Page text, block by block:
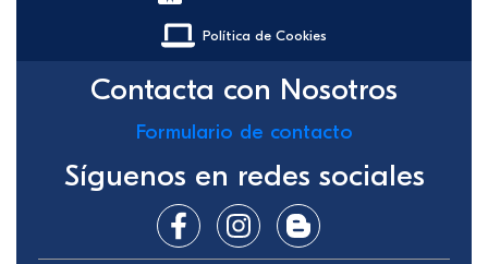
Política de Cookies
Contacta con Nosotros
Formulario de contacto
Síguenos en redes sociales